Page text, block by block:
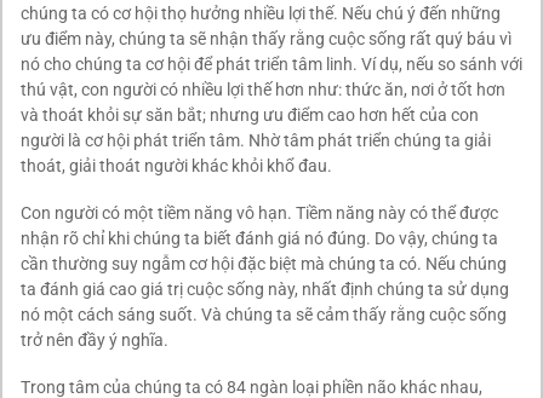
chúng ta có cơ hội thọ hưởng nhiều lợi thế. Nếu chú ý đến những
ưu điểm này, chúng ta sẽ nhận thấy rằng cuộc sống rất quý báu vì
nó cho chúng ta cơ hội để phát triển tâm linh. Ví dụ, nếu so sánh với
thú vật, con người có nhiều lợi thế hơn như: thức ăn, nơi ở tốt hơn
và thoát khỏi sự săn bắt; nhưng ưu điểm cao hơn hết của con
người là cơ hội phát triển tâm. Nhờ tâm phát triển chúng ta giải
thoát, giải thoát người khác khỏi khổ đau.
Con người có một tiềm năng vô hạn. Tiềm năng này có thể được
nhận rõ chỉ khi chúng ta biết đánh giá nó đúng. Do vậy, chúng ta
cần thường suy ngẫm cơ hội đặc biệt mà chúng ta có. Nếu chúng
ta đánh giá cao giá trị cuộc sống này, nhất định chúng ta sử dụng
nó một cách sáng suốt. Và chúng ta sẽ cảm thấy rằng cuộc sống
trở nên đầy ý nghĩa.
Trong tâm của chúng ta có 84 ngàn loại phiền não khác nhau,